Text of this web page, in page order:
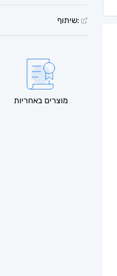
:שיתוף
מוצרים באחריות